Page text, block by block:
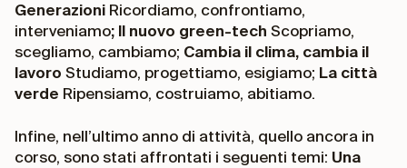
Generazioni Ricordiamo, confrontiamo,
interveniamo; Il nuovo green-tech Scopriamo,
scegliamo, cambiamo; Cambia il clima, cambia il
lavoro Studiamo, progettiamo, esigiamo; La città
verde Ripensiamo, costruiamo, abitiamo.
Infine, nell’ultimo anno di attività, quello ancora in
corso, sono stati affrontati i seguenti temi: Una